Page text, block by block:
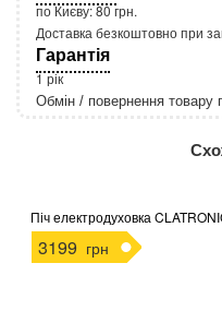
по Києву: 80 грн.
Доставка безкоштовно при
Гарантія
1 рік
Обмін / повернення товару
Піч електродуховка
3199 грн